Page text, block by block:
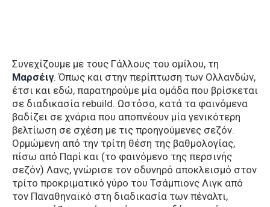
Συνεχίζουμε με τους Γάλλους του ομίλου, τη
Μαρσέιγ. Όπως και στην περίπτωση των Ολλανδών,
έτσι και εδώ, παρατηρούμε μία ομάδα που βρίσκεται
σε διαδικασία rebuild. Ωστόσο, κατά τα φαινόμενα
βαδίζει σε χνάρια που αποπνέουν μία γενικότερη
βελτίωση σε σχέση με τις προηγούμενες σεζόν.
Ορμώμενη από την τρίτη θέση της βαθμολογίας,
πίσω από Παρί και (το φαινόμενο της περσινής
σεζόν) Λανς, γνώρισε τον οδυνηρό αποκλεισμό στον
τρίτο προκριματικό γύρο του Τσάμπιονς Λιγκ από
τον Παναθηναϊκό στη διαδικασία των πέναλτι,